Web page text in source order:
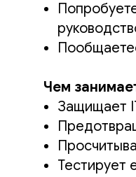
Чем
Защищает
Тестирует